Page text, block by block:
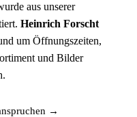
aus unserer
Heinrich Forscht
um Öffnungszeiten,
und Bilder
→